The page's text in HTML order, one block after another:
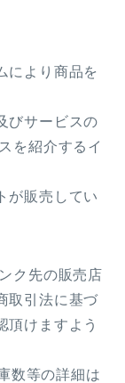
により商品を
びサービスの
を紹介するイ
が販売してい
ク先の販売店
取引法に基づ
頂けますよう
数等の詳細は